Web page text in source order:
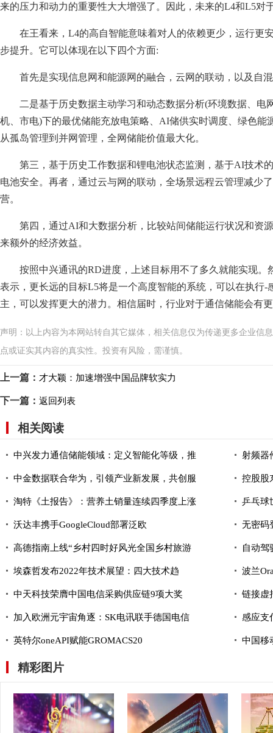
来的压力和动力的重要性大大增强了。因此，未来的L4和L5对
在王看来，L4的高自智能意味着对人的依赖更少，运行更
步提升。它可以体现在以下四个方面:
首先是实现信息网和能源网的融合，云网的联动，以及自
二是基于历史数据主动学习和动态数据分析(环境数据、电
机、市电)下的最优储能充放电策略、AI储供实时调度、绿色能
从孤岛管理到并网管理，全网储能价值最大化。
第三，基于历史工作数据和锂电池状态监测，基于AI技术
电池安全。再者，通过云与网的联动，全场景远程云管理减少
营。
第四，通过AI和大数据分析，比较站间储能运行状况和资
来额外的经济效益。
按照中兴通讯的RD进度，上述目标用不了多久就能实现
表示，更长远的目标L5将是一个高度智能的系统，可以在执行
主，可以发挥更大的潜力。相信届时，行业对于通信储能会有
声明：以上内容为本网站转自其它媒体，相关信息仅为传递更多企业信
点或证实其内容的真实性。投资有风险，需谨慎。
上一篇： 才大颖：加速增强中国品牌软实力
下一篇： 返回列表
相关阅读
中兴发力通信储能领域：定义智能化等级，推 射频器
中金数据联合华为，引领产业新发展，共创服 控股股
淘特《土报告》：营养土销量连续四季度上涨 乒乓球
沃达丰携手GoogleCloud部署泛欧 无密码
高德指南上线“乡村四时好风光全国乡村旅游 自动驾
埃森哲发布2022年技术展望：四大技术趋 波兰
中天科技荣膺中国电信采购供应链9项大奖 链接虚
加入欧洲元宇宙角逐：SK电讯联手德国电信 感应支
英特尔oneAPI赋能GROMACS20 中国移
精彩图片